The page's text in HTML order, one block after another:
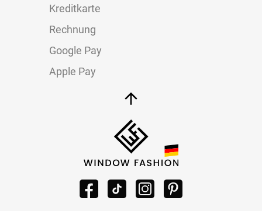
Kreditkarte
Rechnung
Google Pay
Apple Pay